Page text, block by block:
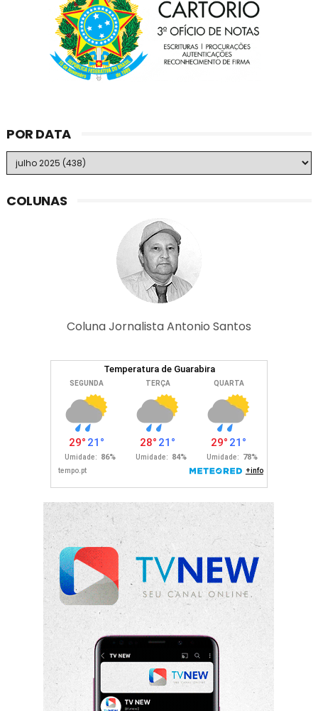
POR DATA
COLUNAS
Coluna Jornalista Antonio Santos